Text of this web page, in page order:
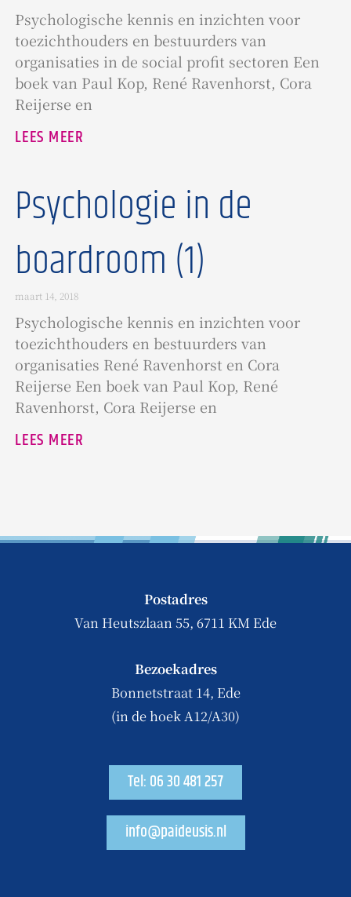
Psychologische kennis en inzichten voor
toezichthouders en bestuurders van
organisaties in de social profit sectoren Een
boek van Paul Kop, René Ravenhorst, Cora
Reijerse en
LEES MEER
Psychologie in de
boardroom (1)
maart 14, 2018
Psychologische kennis en inzichten voor
toezichthouders en bestuurders van
organisaties René Ravenhorst en Cora
Reijerse Een boek van Paul Kop, René
Ravenhorst, Cora Reijerse en
LEES MEER
Postadres
Van Heutszlaan 55, 6711 KM Ede
Bezoekadres
Bonnetstraat 14, Ede
(in de hoek A12/A30)
Tel: 06 30 481 257
info@paideusis.nl